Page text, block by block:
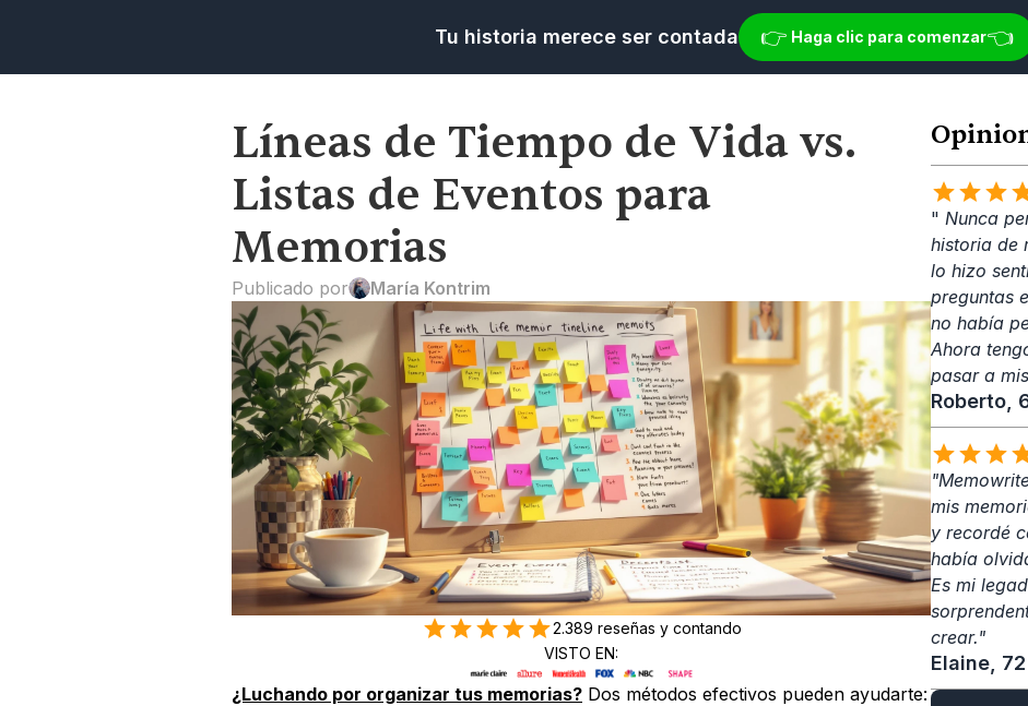
Tu historia merece ser contada 👉 Haga clic para comenzar👈
Líneas de Tiempo de Vida vs.
Listas de Eventos para
Memorias
Publicado por María Kontrim
2.389 reseñas y contando
VISTO EN:
¿Luchando por organizar tus memorias? Dos métodos efectivos pueden ayudarte:
" Nunca
historia de
lo hizo
preguntas
no había
Ahora
pasar a
Roberto,
mis
y recordé
había
Es mi
crear."
Elaine,